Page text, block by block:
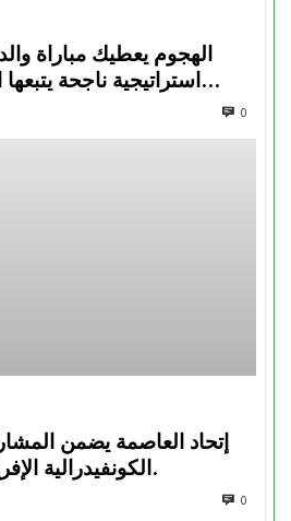
الهجوم يعطيك مباراة
استراتيجية ناجحة
0
إتحاد العاصمة يضمن
الكونفيدرالية الإفريقية الموسم القادم.
0